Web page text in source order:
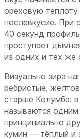
ореховую теплоту
послевкусие. При
40 секунд
проступает
из одних и тех же
Визуально зира
ребристые,
старше Колумба: в
называются
принципиально
кумин — тёплый и